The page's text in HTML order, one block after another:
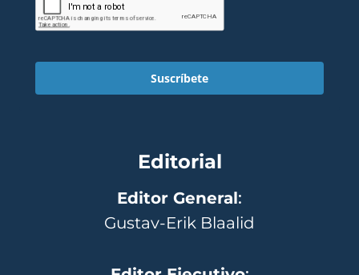
Suscríbete
Editorial
Editor General:
Gustav-Erik Blaalid